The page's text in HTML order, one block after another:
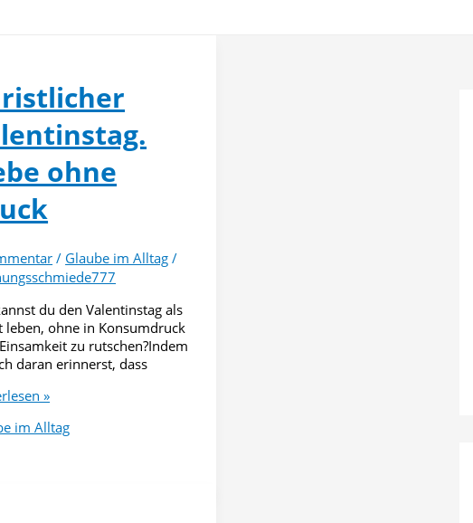
ohne
/ Glaube im Alltag /
du den Valentinstag als
leben, ohne in Konsumdruck
zu rutschen?Indem
daran erinnerst, dass
»
im Alltag